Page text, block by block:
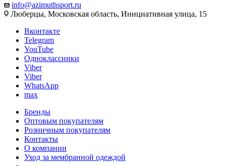
info@azimuthsport.ru
Люберцы, Московская область, Инициативная улица, 15
Вконтакте
Telegram
YouTube
Одноклассники
Viber
Viber
WhatsApp
max
Бренды
Оптовым покупателям
Розничным покупателям
Контакты
О компании
Уход за мембранной одеждой